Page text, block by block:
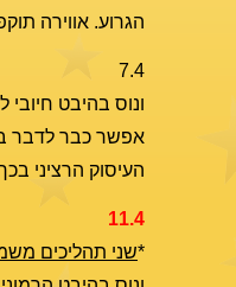
הגרוע. אווירה
7.4
ונוס בהיבט
אפשר כבר לדבר
העיסוק הרציני
11.4
*שני תהליכים